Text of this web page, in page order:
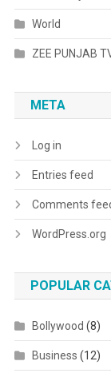
World
ZEE PUNJAB
META
Log in
Entries feed
Comments
WordPress.org
POPULAR
Bollywood (8)
Business (12)